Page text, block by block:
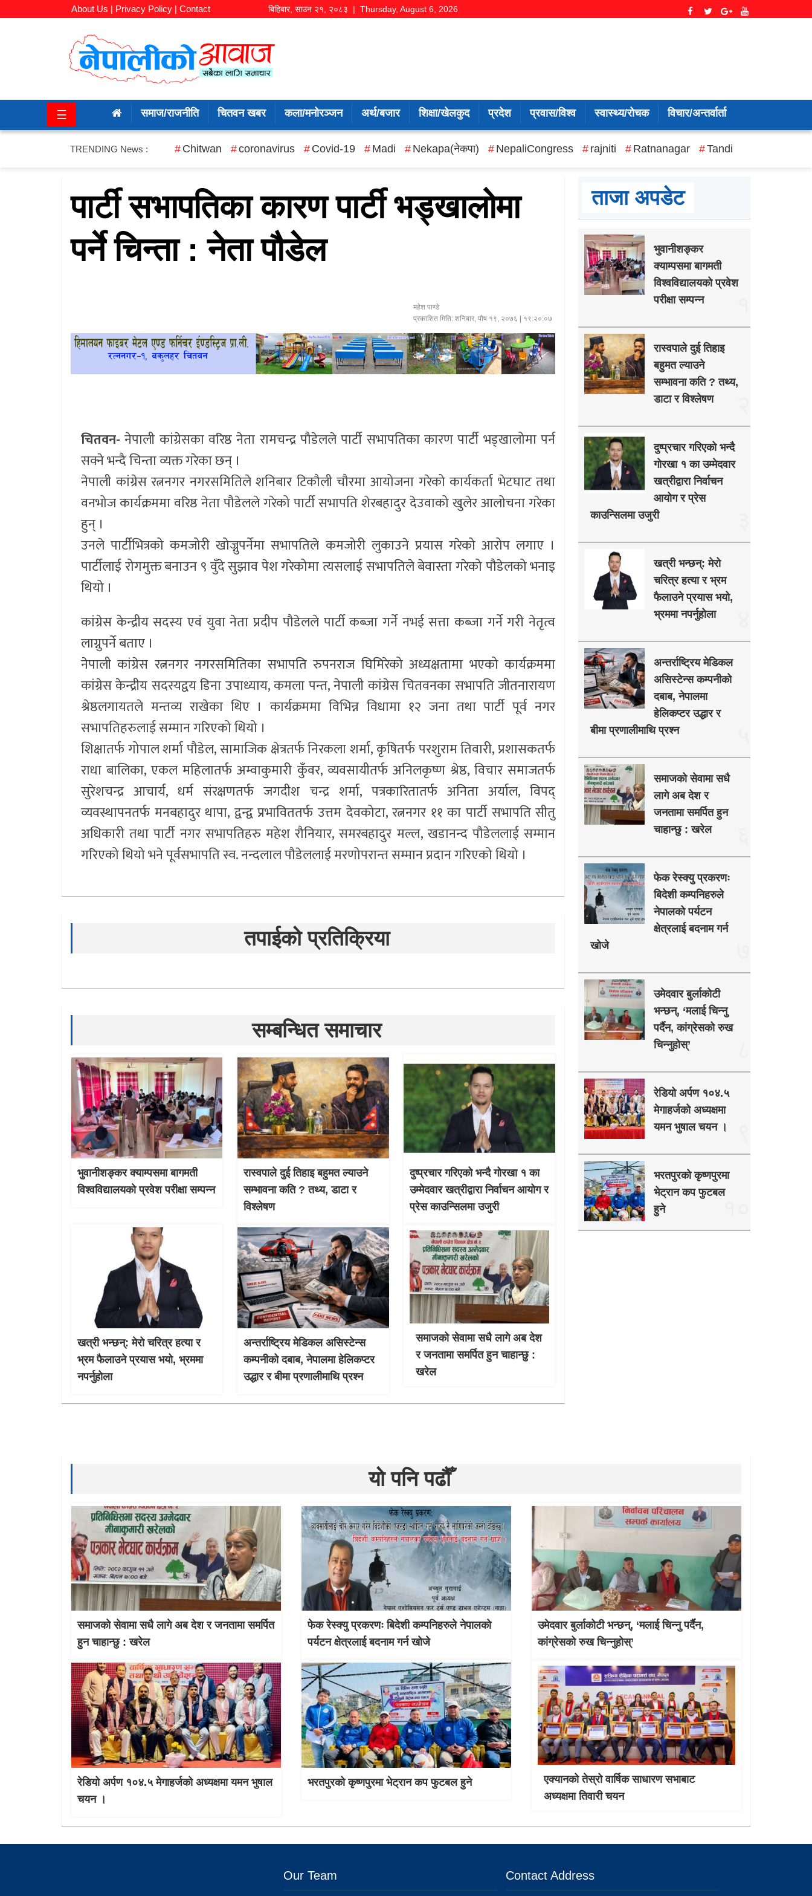
About Us | Privacy Policy | Contact बिहिबार, साउन २१, २०८३ | Thursday, August 6, 2026
राजनीति
☰ समाज/राजनीति चितवन खबर कला/मनोरञ्जन अर्थ/बजार शिक्षा/खेलकुद प्रदेश प्रवास/विश्व स्वास्थ्य/रोचक विचार/अन्तर्वार्ता
TRENDING News : Chitwan coronavirus Covid-19 Madi Nekapa(नेकपा) NepaliCongress rajniti Ratnanagar Tandi
पार्टी सभापतिका कारण पार्टी भड्खालोमा
पर्ने चिन्ता : नेता पौडेल
महेश पाण्डे
प्रकाशित मिति:शनिबार, पौष १९, २०७६ | १९:२०:०७
चितवन- नेपाली कांग्रेसका वरिष्ठ नेता रामचन्द्र पौडेलले पार्टी सभापतिका कारण पार्टी भड्खालोमा पर्न
सक्ने भन्दै चिन्ता व्यक्त गरेका छन् ।
नेपाली कांग्रेस रत्ननगर नगरसमितिले शनिबार टिकौली चौरमा आयोजना गरेको कार्यकर्ता भेटघाट तथा
वनभोज कार्यक्रममा वरिष्ठ नेता पौडेलले गरेको पार्टी सभापति शेरबहादुर देउवाको खुलेर आलोचना गरेका
हुन् ।
उनले पार्टीभित्रको कमजोरी खोज्नुपर्नेमा सभापतिले कमजोरी लुकाउने प्रयास गरेको आरोप लगाए ।
पार्टीलाई रोगमुक्त बनाउन ९ वुँदे सुझाव पेश गरेकोमा त्यसलाई सभापतिले बेवास्ता गरेको पौडेलको भनाइ
थियो ।
कांग्रेस केन्द्रीय सदस्य एवं युवा नेता प्रदीप पौडेलले पार्टी कब्जा गर्ने नभई सत्ता कब्जा गर्ने गरी नेतृत्व
लाग्नुपर्ने बताए ।
नेपाली कांग्रेस रत्ननगर नगरसमितिका सभापति रुपनराज घिमिरेको अध्यक्षतामा भएको कार्यक्रममा
कांग्रेस केन्द्रीय सदस्यद्वय डिना उपाध्याय, कमला पन्त, नेपाली कांग्रेस चितवनका सभापति जीतनारायण
श्रेष्ठलगायतले मन्तव्य राखेका थिए । कार्यक्रममा विभिन्न विधामा १२ जना तथा पार्टी पूर्व नगर
सभापतिहरुलाई सम्मान गरिएको थियो ।
शिक्षातर्फ गोपाल शर्मा पौडेल, सामाजिक क्षेत्रतर्फ निरकला शर्मा, कृषितर्फ परशुराम तिवारी, प्रशासकतर्फ
राधा बालिका, एकल महिलातर्फ अम्वाकुमारी कुँवर, व्यवसायीतर्फ अनिलकृष्ण श्रेष्ठ, विचार समाजतर्फ
सुरेशचन्द्र आचार्य, धर्म संरक्षणतर्फ जगदीश चन्द्र शर्मा, पत्रकारितातर्फ अनिता अर्याल, विपद्
व्यवस्थापनतर्फ मनबहादुर थापा, द्वन्द्व प्रभाविततर्फ उत्तम देवकोटा, रत्ननगर ११ का पार्टी सभापति सीतु
अधिकारी तथा पार्टी नगर सभापतिहरु महेश रौनियार, समरबहादुर मल्ल, खडानन्द पौडेललाई सम्मान
गरिएको थियो भने पूर्वसभापति स्व. नन्दलाल पौडेललाई मरणोपरान्त सम्मान प्रदान गरिएको थियो ।
तपाईको प्रतिक्रिया
सम्बन्धित समाचार
भुवानीशङ्कर क्याम्पसमा बागमती
विश्वविद्यालयको प्रवेश परीक्षा सम्पन्न
रास्वपाले दुई तिहाइ बहुमत ल्याउने
सम्भावना कति ? तथ्य, डाटा र
विश्लेषण
दुष्प्रचार गरिएको भन्दै गोरखा १ का
उम्मेदवार खत्रीद्वारा निर्वाचन आयोग र
प्रेस काउन्सिलमा उजुरी
खत्री भन्छन्: मेरो चरित्र हत्या र
भ्रम फैलाउने प्रयास भयो, भ्रममा
नपर्नुहोला
अन्तर्राष्ट्रिय मेडिकल असिस्टेन्स
कम्पनीको दबाब, नेपालमा हेलिकप्टर
उद्धार र बीमा प्रणालीमाथि प्रश्न
समाजको सेवामा सधै लागे अब देश
र जनतामा समर्पित हुन चाहान्छु :
खरेल
ताजा अपडेट
भुवानीशङ्कर
क्याम्पसमा बागमती
विश्वविद्यालयको प्रवेश
परीक्षा सम्पन्न
रास्वपाले दुई तिहाइ
बहुमत ल्याउने
सम्भावना कति ? तथ्य,
डाटा र विश्लेषण
दुष्प्रचार गरिएको भन्दै
गोरखा १ का उम्मेदवार
खत्रीद्वारा निर्वाचन
आयोग र प्रेस
काउन्सिलमा उजुरी
खत्री भन्छन्: मेरो
चरित्र हत्या र भ्रम
फैलाउने प्रयास भयो,
भ्रममा नपर्नुहोला
अन्तर्राष्ट्रिय मेडिकल
असिस्टेन्स कम्पनीको
दबाब, नेपालमा
हेलिकप्टर उद्धार र
बीमा प्रणालीमाथि प्रश्न
समाजको सेवामा सधै
लागे अब देश र
जनतामा समर्पित हुन
चाहान्छु : खरेल
फेक रेस्क्यु प्रकरणः
बिदेशी कम्पनिहरुले
नेपालको पर्यटन
क्षेत्रलाई बदनाम गर्न
खोजे
उमेदवार बुर्लाकोटी
भन्छन्, ‘मलाई चिन्नु
पर्दैन, कांग्रेसको रुख
चिन्नुहोस्’
रेडियो अर्पण १०४.५
मेगाहर्जको अध्यक्षमा
यमन भुषाल चयन ।
भरतपुरको कृष्णपुरमा
भेट्रान कप फुटबल
हुने
यो पनि पढौँ
समाजको सेवामा सधै लागे अब देश र जनतामा समर्पित
हुन चाहान्छु : खरेल
फेक रेस्क्यु प्रकरणः बिदेशी कम्पनिहरुले नेपालको
पर्यटन क्षेत्रलाई बदनाम गर्न खोजे
उमेदवार बुर्लाकोटी भन्छन्, ‘मलाई चिन्नु पर्दैन,
कांग्रेसको रुख चिन्नुहोस्’
रेडियो अर्पण १०४.५ मेगाहर्जको अध्यक्षमा यमन भुषाल
चयन ।
भरतपुरको कृष्णपुरमा भेट्रान कप फुटबल हुने
एक्यानको तेस्रो वार्षिक साधारण सभाबाट
अध्यक्षमा तिवारी चयन
Our Team Contact Address